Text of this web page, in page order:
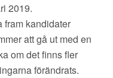
▼
2019.
fram kandidater
att gå ut med en
om det finns fler
förändrats.